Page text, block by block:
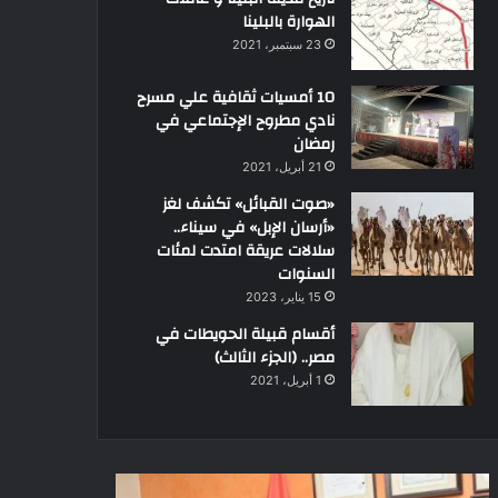
الهوارة بالبلينا
23 سبتمبر، 2021
10 أمسيات ثقافية علي مسرح
نادي مطروح الإجتماعي في
رمضان
21 أبريل، 2021
«صوت القبائل» تكشف لغز
«أرسان الإبل» في سيناء..
سلالات عريقة امتدت لمئات
السنوات
15 يناير، 2023
أقسام قبيلة الحويطات في
مصر.. (الجزء الثالث)
1 أبريل، 2021